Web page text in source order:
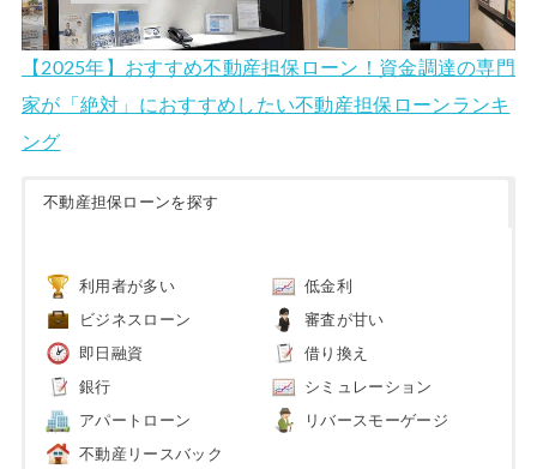
【2025年】おすすめ不動産担保ローン！資金調達の専門
家が「絶対」におすすめしたい不動産担保ローンランキ
ング
不動産担保ローンを探す
利用者が多い 低金利
ビジネスローン 審査が甘い
即日融資 借り換え
銀行 シミュレーション
アパートローン リバースモーゲージ
不動産リースバック